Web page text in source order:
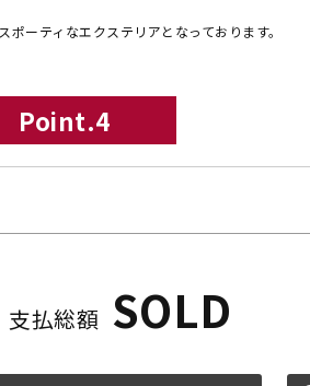
ポーティなエクステリアとなっております。
Point.4
支払総額 SOLD